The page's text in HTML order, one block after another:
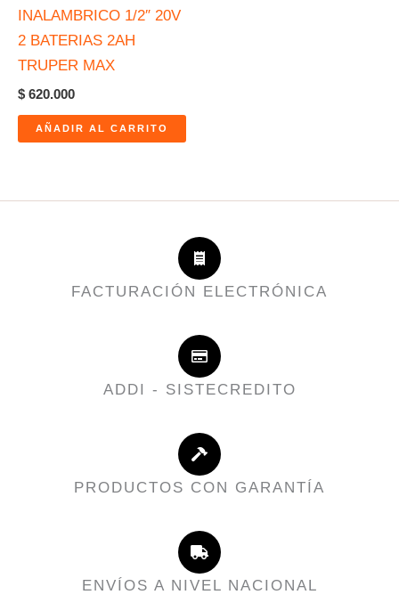
INALAMBRICO 1/2″ 20V
2 BATERIAS 2AH
TRUPER MAX
$ 620.000
AÑADIR AL CARRITO
FACTURACIÓN ELECTRÓNICA
ADDI - SISTECREDITO
PRODUCTOS CON GARANTÍA
ENVÍOS A NIVEL NACIONAL